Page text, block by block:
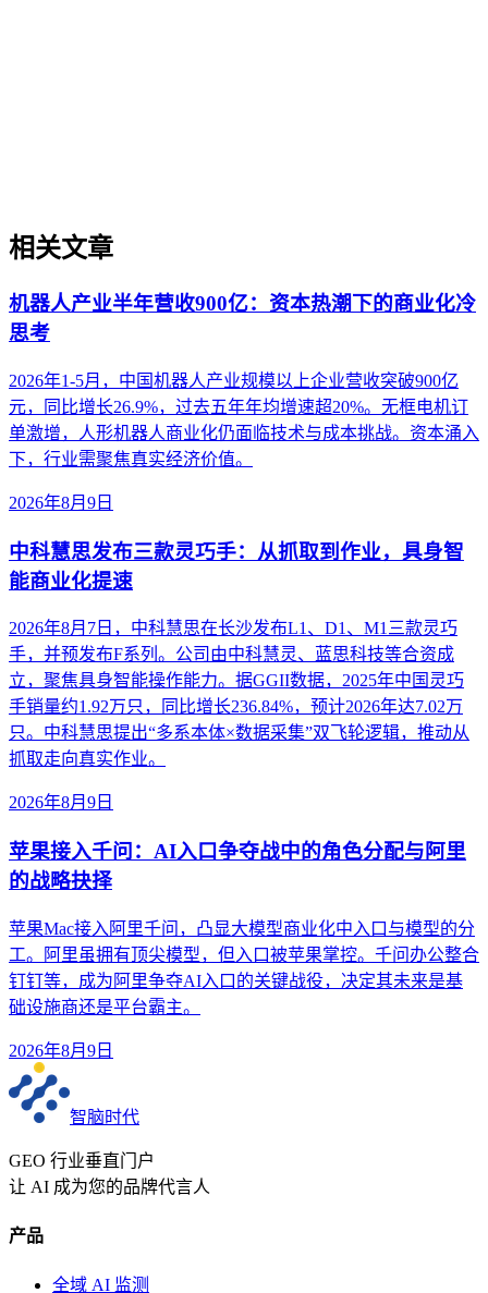
相关文章
机器人产业半年营收900亿：资本热潮下的商业化冷
思考
2026年1-5月，中国机器人产业规模以上企业营收突破900亿
元，同比增长26.9%，过去五年年均增速超20%。无框电机订
单激增，人形机器人商业化仍面临技术与成本挑战。资本涌入
下，行业需聚焦真实经济价值。
2026年8月9日
中科慧思发布三款灵巧手：从抓取到作业，具身智
能商业化提速
2026年8月7日，中科慧思在长沙发布L1、D1、M1三款灵巧
手，并预发布F系列。公司由中科慧灵、蓝思科技等合资成
立，聚焦具身智能操作能力。据GGII数据，2025年中国灵巧
手销量约1.92万只，同比增长236.84%，预计2026年达7.02万
只。中科慧思提出“多系本体×数据采集”双飞轮逻辑，推动从
抓取走向真实作业。
2026年8月9日
苹果接入千问：AI入口争夺战中的角色分配与阿里
的战略抉择
苹果Mac接入阿里千问，凸显大模型商业化中入口与模型的分
工。阿里虽拥有顶尖模型，但入口被苹果掌控。千问办公整合
钉钉等，成为阿里争夺AI入口的关键战役，决定其未来是基
础设施商还是平台霸主。
2026年8月9日
智脑时代
GEO 行业垂直门户
让 AI 成为您的品牌代言人
产品
全域 AI 监测